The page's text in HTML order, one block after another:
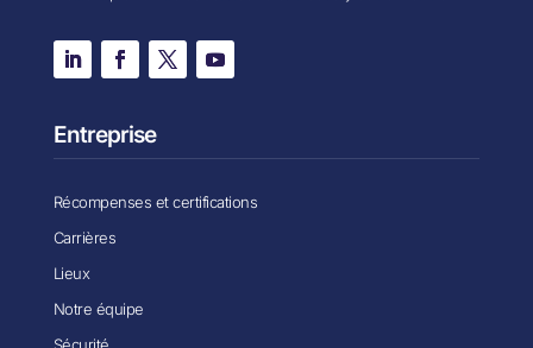
Entreprise
Récompenses et certifications
Carrières
Lieux
Notre équipe
Sécurité